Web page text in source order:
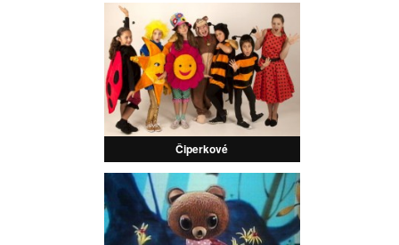
Čiperkové